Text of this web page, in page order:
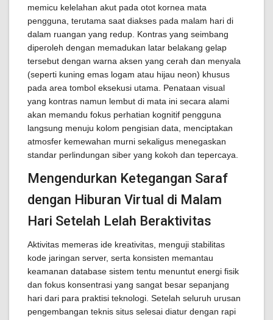
memicu kelelahan akut pada otot kornea mata
pengguna, terutama saat diakses pada malam hari di
dalam ruangan yang redup. Kontras yang seimbang
diperoleh dengan memadukan latar belakang gelap
tersebut dengan warna aksen yang cerah dan menyala
(seperti kuning emas logam atau hijau neon) khusus
pada area tombol eksekusi utama. Penataan visual
yang kontras namun lembut di mata ini secara alami
akan memandu fokus perhatian kognitif pengguna
langsung menuju kolom pengisian data, menciptakan
atmosfer kemewahan murni sekaligus menegaskan
standar perlindungan siber yang kokoh dan tepercaya.
Mengendurkan Ketegangan Saraf
dengan Hiburan Virtual di Malam
Hari Setelah Lelah Beraktivitas
Aktivitas memeras ide kreativitas, menguji stabilitas
kode jaringan server, serta konsisten memantau
keamanan database sistem tentu menuntut energi fisik
dan fokus konsentrasi yang sangat besar sepanjang
hari dari para praktisi teknologi. Setelah seluruh urusan
pengembangan teknis situs selesai diatur dengan rapi